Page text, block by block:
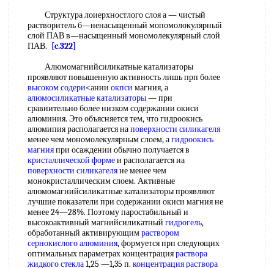
Структура лоиерхностлого слоя а — чистый
растворитель б—ненасыщенный мопомолокулярный
слой ПАВ в—насыщенный мономолекулярный слой
ПАВ.
[c.322]
Алюмомагнийсиликатные катализаторы
проявляют повышенную активность лишь прп более
высокомсодери<ании окпси магния, а
алюмосиликатные катализаторы— при
сравнительно более низком содержании окиси
алюминия. Это объясняется тем, что гидроокись
алюмипия располагается наповерхности силикагеля
менее чем мономолекулярным слоем, агидроокись
магнияпри осаждении обычно получается в
кристаллической формеи располагается иа
поверхности силикагеляие менее чем
монокристаллическим слоем. Активные
алюмомагнийсиликатные катализаторы проявляют
лучшие показатели при содержании окиси магния не
менее 24—28%. Поэтому паростабильный и
высокоактивный магнийсиликатный гидрогель,
обработанный активирующимраствором
сернокислого алюминия, формуется прп следующих
оптимальных параметрах концентрацияраствора
жидкого стекла1,25 —1,35 п. концентрация раствора